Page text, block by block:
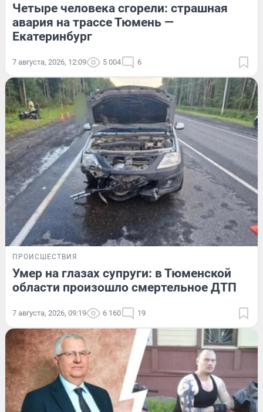
Четыре человека сгорели: страшная
авария на трассе Тюмень —
Екатеринбург
7 августа, 2026, 12:09 5 004 6
ПРОИСШЕСТВИЯ
Умер на глазах супруги: в Тюменской
области произошло смертельное ДТП
7 августа, 2026, 09:19 6 160 19